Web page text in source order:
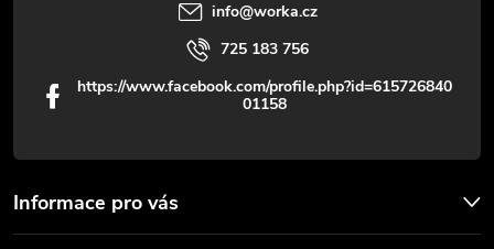
s
u
Informace pro vás
info@worka.cz
725 183 756
https://www.facebook.com/profile.php?id=615726840
01158